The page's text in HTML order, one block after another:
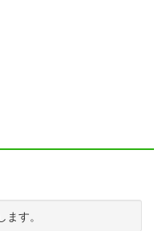
す。